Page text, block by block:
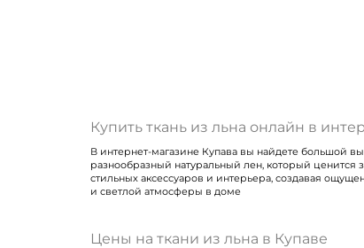
Купить ткань из льна онлайн в
В интернет-магазине Купава вы найдете большой
разнообразный натуральный лен, который ценится
стильных аксессуаров и интерьера, создавая
и светлой атмосферы в доме
Цены на ткани из льна в Купаве